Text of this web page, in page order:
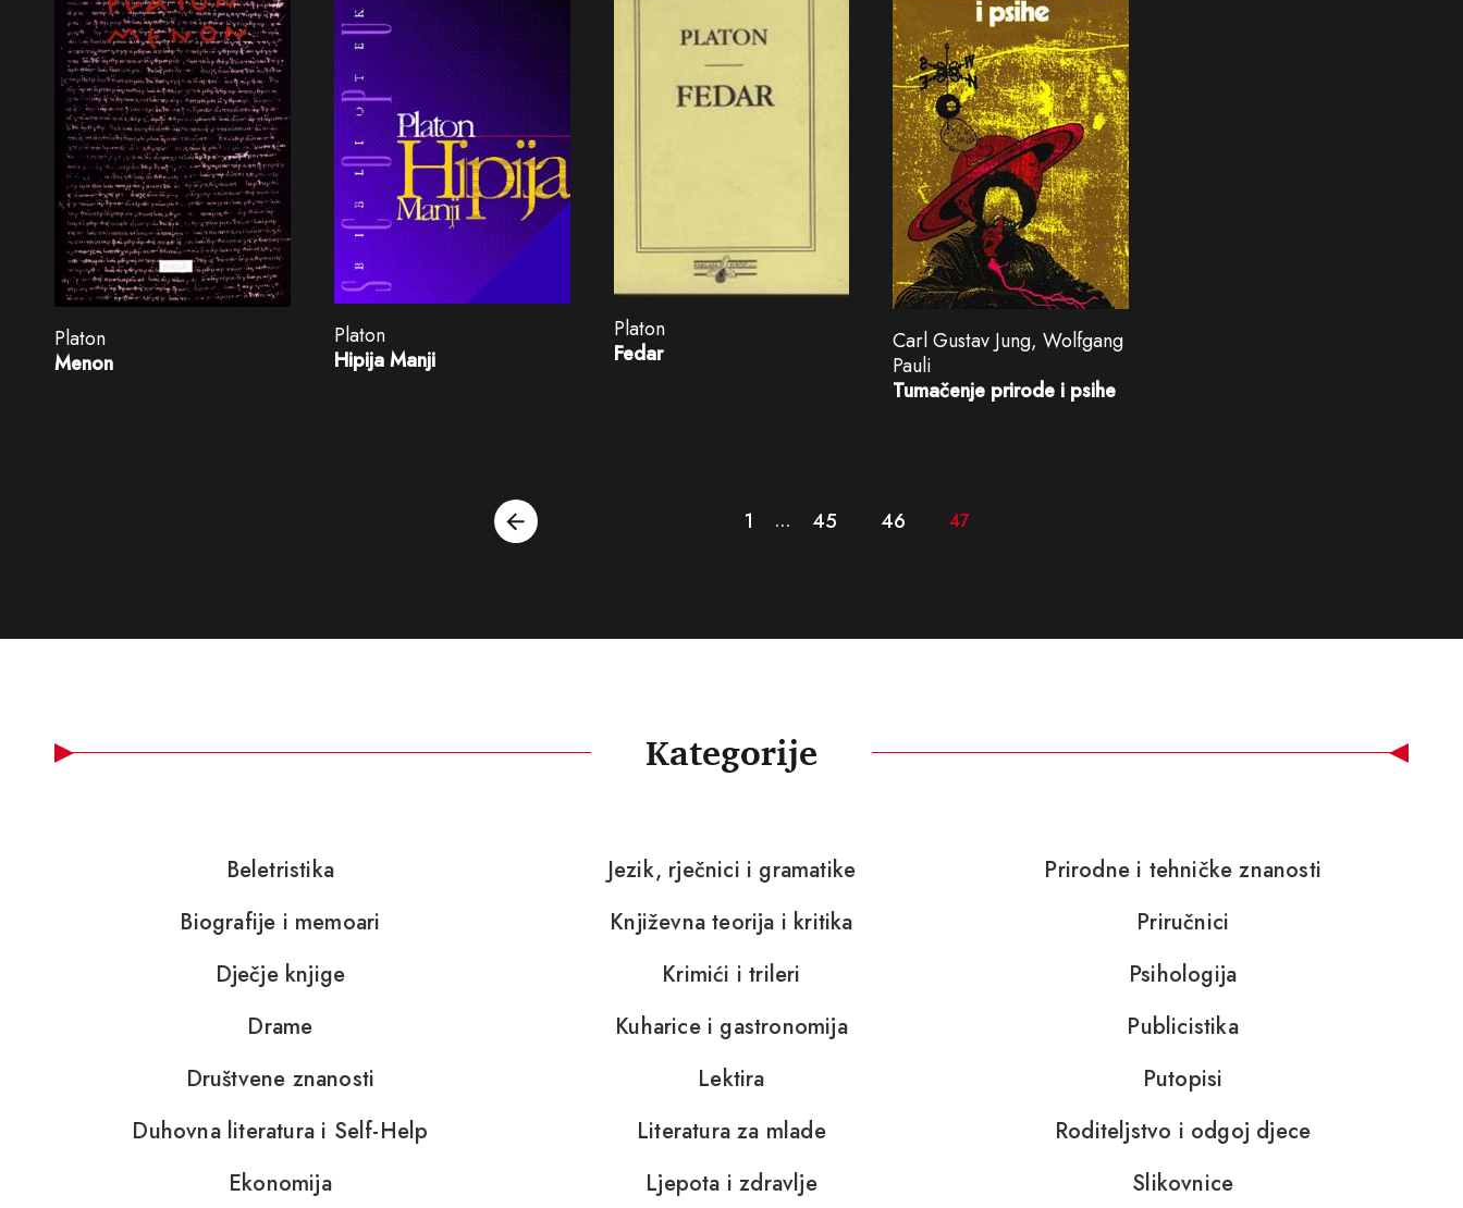
Platon
Menon
Platon
Hipija Manji
Platon
Fedar
Carl Gustav Jung, Wolfgang
Pauli
Tumačenje prirode i psihe
1 … 45 46 47
Kategorije
Beletristika
Biografije i memoari
Dječje knjige
Drame
Društvene znanosti
Duhovna literatura i Self-Help
Ekonomija
Jezik, rječnici i gramatike
Književna teorija i kritika
Krimići i trileri
Kuharice i gastronomija
Lektira
Literatura za mlade
Ljepota i zdravlje
Prirodne i tehničke znanosti
Priručnici
Psihologija
Publicistika
Putopisi
Roditeljstvo i odgoj djece
Slikovnice